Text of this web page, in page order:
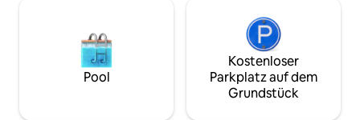
Pool
Kostenloser
Parkplatz auf dem
Grundstück